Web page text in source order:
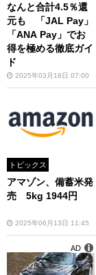
なんと合計4.5％還
元も 「JAL Pay」
「ANA Pay」でお
得を極める徹底ガイ
ド
2025年03月18日 07:00
トピックス
アマゾン、備蓄米発
売 5kg 1944円
2025年06月13日 11:45
AD